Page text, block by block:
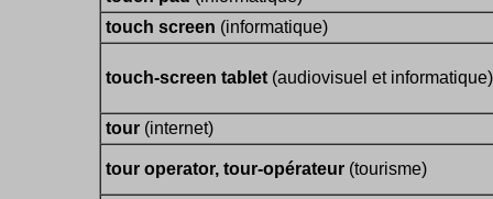
touch screen (informatique)
touch-screen tablet (audiovisuel et informatique)
tour (internet)
tour operator, tour-opérateur (tourisme)